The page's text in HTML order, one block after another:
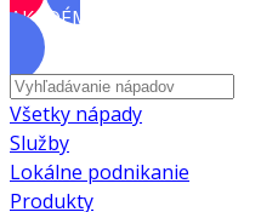
AKADÉMIA
Všetky nápady
Služby
Lokálne podnikanie
Produkty